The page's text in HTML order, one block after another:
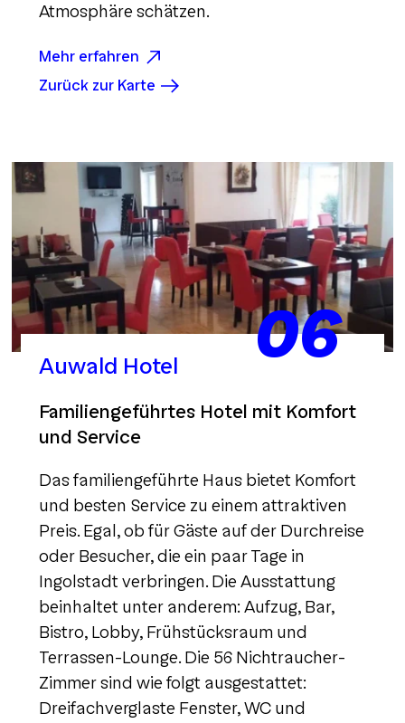
Atmosphäre schätzen.
Mehr erfahren
Zurück zur Karte
06
Auwald Hotel
Familiengeführtes Hotel mit Komfort
und Service
Das familiengeführte Haus bietet Komfort
und besten Service zu einem attraktiven
Preis. Egal, ob für Gäste auf der Durchreise
oder Besucher, die ein paar Tage in
Ingolstadt verbringen. Die Ausstattung
beinhaltet unter anderem: Aufzug, Bar,
Bistro, Lobby, Frühstücksraum und
Terrassen-Lounge. Die 56 Nichtraucher-
Zimmer sind wie folgt ausgestattet:
Dreifachverglaste Fenster, WC und